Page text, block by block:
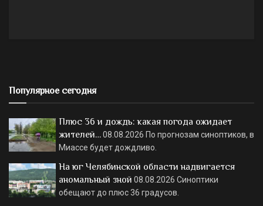
Популярное сегодня
Плюс 36 и дождь: какая погода ожидает
жителей…08.08.2026 По прогнозам синоптиков, в
Миассе будет дождливо.
На юг Челябинской области надвигается
аномальный зной 08.08.2026 Синоптики
обещают до плюс 36 градусов.